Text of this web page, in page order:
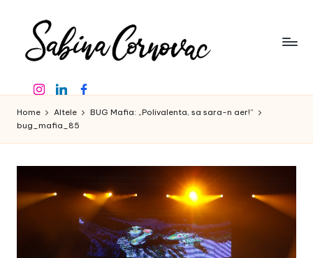
content
a
b
in
a
C
o
creator
de
conținut
de
InstagramLinkedinFacebook
Home Altele
BUG Mafia: „Polivalenta, sa sara-n aer!”
bug_mafia_85